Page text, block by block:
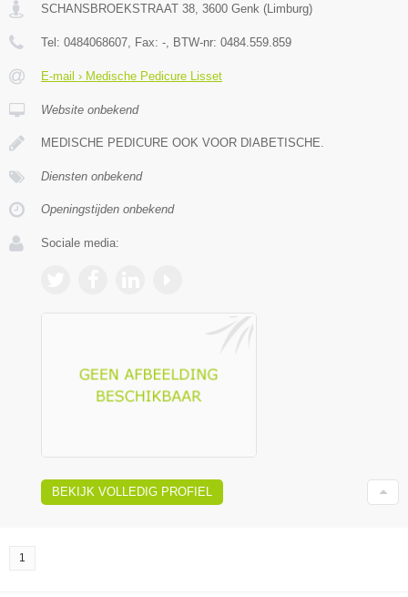
SCHANSBROEKSTRAAT 38, 3600 Genk (Limburg)
Tel: 0484068607, Fax: -, BTW-nr: 0484.559.859
E-mail › Medische Pedicure Lisset
Website onbekend
MEDISCHE PEDICURE OOK VOOR DIABETISCHE.
Diensten onbekend
Openingstijden onbekend
Sociale media:
BEKIJK VOLLEDIG PROFIEL
1